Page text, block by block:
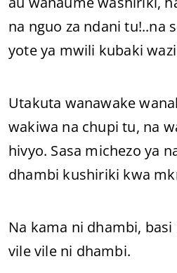
na nguo za ndani tu!..na
yote ya mwili kubaki
Utakuta wanawake
wakiwa na chupi tu, na
hivyo. Sasa michezo ya
dhambi kushiriki kwa
Na kama ni dhambi,
vile vile ni dhambi.